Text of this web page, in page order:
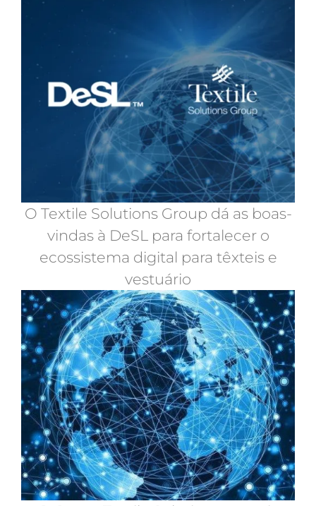
O Textile Solutions Group dá as boas-
vindas à DeSL para fortalecer o
ecossistema digital para têxteis e
vestuário